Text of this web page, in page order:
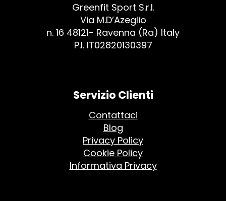
Greenfit Sport S.r.l.
Via M.D’Azeglio
n. 16 48121- Ravenna (Ra) Italy
P.I. IT02820130397
Servizio Clienti
Contattaci
Blog
Privacy Policy
Cookie Policy
Informativa Privacy